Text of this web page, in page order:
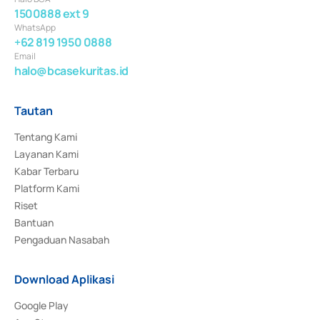
1500888 ext 9
WhatsApp
+62 819 1950 0888
Email
halo@bcasekuritas.id
Tautan
Tentang Kami
Layanan Kami
Kabar Terbaru
Platform Kami
Riset
Bantuan
Pengaduan Nasabah
Download Aplikasi
Google Play